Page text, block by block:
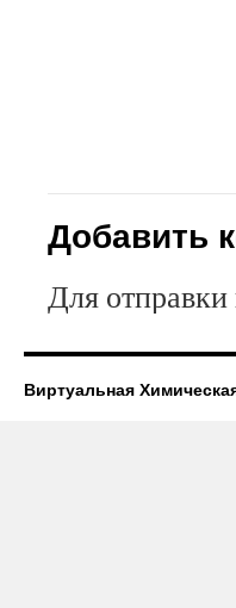
Добавить
Для
Виртуальная